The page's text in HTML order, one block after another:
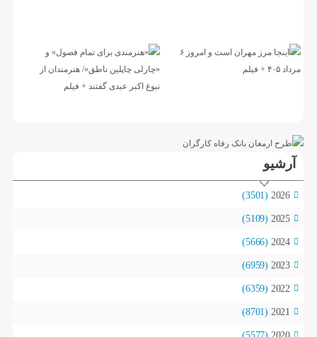
آرشیو
2026
(3501)
2025
(5109)
2024
(5666)
2023
(6959)
2022
(6359)
2021
(8701)
2020
(5577)